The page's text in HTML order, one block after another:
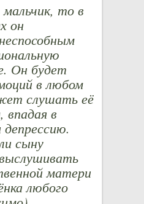
то в
он
Он будет
в любом
слушать её
впадая в
сыну
матери
любого